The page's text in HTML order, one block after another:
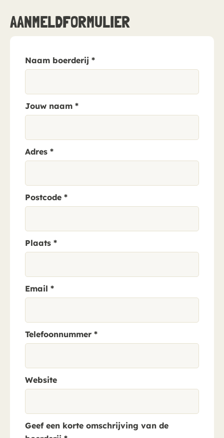
AANMELDFORMULIER
Naam boerderij *
Jouw naam *
Adres *
Postcode *
Plaats *
Email *
Telefoonnummer *
Website
Geef een korte omschrijving van de